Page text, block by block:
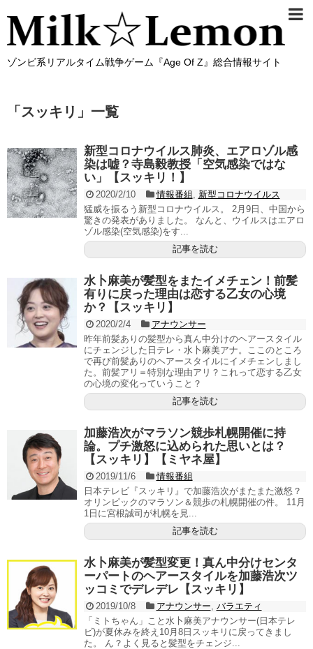
ゾンビ系リアルタイム戦争ゲーム『Age Of Z』総合情報サイト
「 スッキリ 」 一覧
新型コロナウイルス肺炎、エアロゾル感
染は嘘？寺島毅教授「空気感染ではな
い」【スッキリ！】
2020/2/10 情報番組
新型コロナウイルス
猛威を振るう新型コロナウイルス。 2月9日、中国から
驚きの発表がありました。 なんと、ウイルスはエアロ
ゾル感染(空気感染)をす...
記事を読む
水卜麻美が髪型をまたイメチェン！前髪
有りに戻った理由は恋する乙女の心境
か？【スッキリ】
2020/2/4
アナウンサー
昨年前髪ありの髪型から真ん中分けのヘアースタイル
にチェンジした日テレ・水卜麻美アナ。ここのところ
で再び前髪ありのヘアースタイルにイメチェンしまし
た。前髪アリ＝特別な理由アリ？これって恋する乙女
の心境の変化っていうこと？
記事を読む
加藤浩次がマラソン競歩札幌開催に持
論。プチ激怒に込められた思いとは？
【スッキリ】【ミヤネ屋】
2019/11/6
情報番組
日本テレビ『スッキリ』で加藤浩次がまたまた激怒？
オリンピックのマラソン＆競歩の札幌開催の件。 11月
1日に宮根誠司が札幌を見...
記事を読む
水卜麻美が髪型変更！真ん中分けセンタ
ーパートのヘアースタイルを加藤浩次ツ
ッコミでデレデレ【スッキリ】
2019/10/8 アナウンサー バラエティ
「ミトちゃん」こと水卜麻美アナウンサー(日本テレ
ビ)が夏休みを終え10月8日スッキリに戻ってきまし
た。 ん？よく見ると髪型をチェンジ...